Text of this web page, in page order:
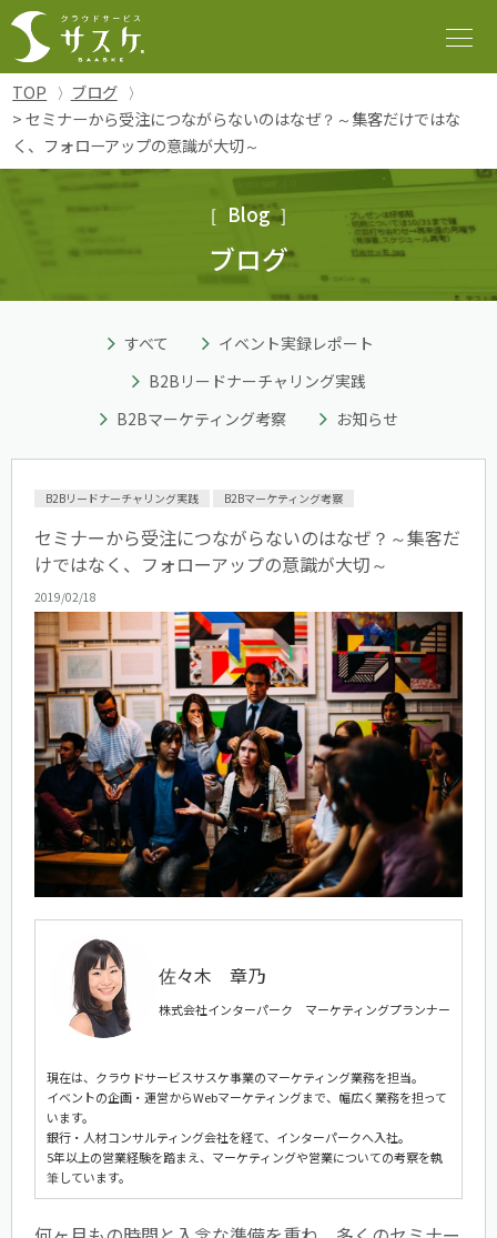
TOP
ブログ
> セミナーから受注につながらないのはなぜ？～集客だけではな
く、フォローアップの意識が大切～
Blog
ブログ
すべて
イベント実録レポート
B2Bリードナーチャリング実践
B2Bマーケティング考察
お知らせ
B2Bリードナーチャリング実践 B2Bマーケティング考察
セミナーから受注につながらないのはなぜ？～集客だ
けではなく、フォローアップの意識が大切～
2019/02/18
佐々木 章乃
株式会社インターパーク マーケティングプランナー
現在は、クラウドサービスサスケ事業のマーケティング業務を担当。
イベントの企画・運営からWebマーケティングまで、幅広く業務を担って
います。
銀行・人材コンサルティング会社を経て、インターパークへ入社。
5年以上の営業経験を踏まえ、マーケティングや営業についての考察を執
筆しています。